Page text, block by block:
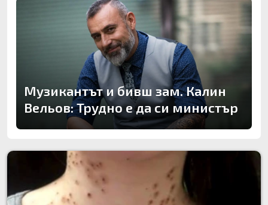
Музикантът и бивш зам. Калин
Вельов: Трудно е да си министър